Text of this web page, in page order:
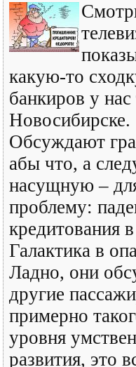
какую-то
банкиров у нас
Новосибирске.
Обсуждают
абы что, а
насущную –
проблему:
кредитования
Галактика в
Ладно, они
другие
примерно
уровня
развития, это